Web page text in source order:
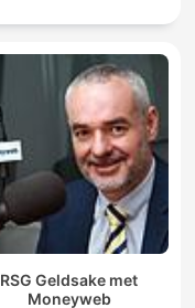
RSG Geldsake met
Moneyweb